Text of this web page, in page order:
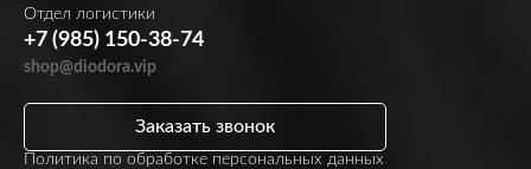
Отдел логистики
+7 (985) 150-38-74
shop@diodora.vip
Политика по обработке персональных данных
Заказать звонок